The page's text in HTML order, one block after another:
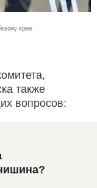
краю
также
вопросов: